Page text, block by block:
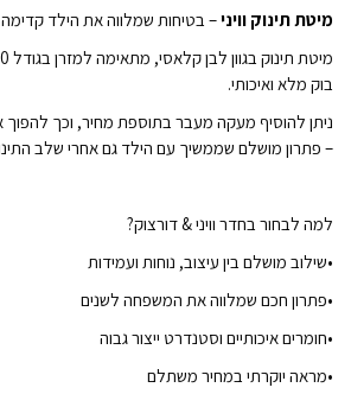
מיטת תינוק וויני– בטיחות שמלווה את הילד קדימה
בוק מלא ואיכותי.
ניתן להוסיף מעקה מעבר בתוספת מחיר, וכך
– פתרון מושלם שממשיך עם הילד גם אחרי שלב
למה לבחור בחדר וויני & דורצוק?
•שילוב מושלם בין עיצוב, נוחות ועמידות
•פתרון חכם שמלווה את המשפחה לשנים
•חומרים איכותיים וסטנדרט ייצור גבוה
•מראה יוקרתי במחיר משתלם